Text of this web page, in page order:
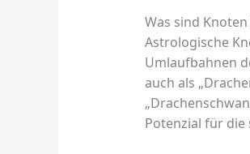
Was sind
Astrologische
Umlaufbahnen
auch als
Potenzial für